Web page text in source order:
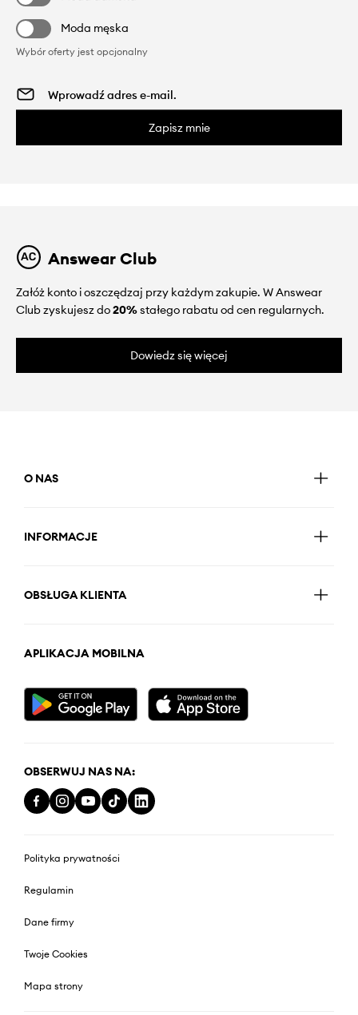
Moda męska
Wybór oferty jest opcjonalny
Zapisz mnie
Answear Club
Załóż konto i oszczędzaj przy każdym zakupie. W Answear
Club zyskujesz do20%stałego rabatu od cen regularnych.
Dowiedz się więcej
O NAS
INFORMACJE
OBSŁUGA KLIENTA
APLIKACJA MOBILNA
OBSERWUJ NAS NA:
Polityka prywatności
Regulamin
Dane firmy
Twoje Cookies
Mapa strony